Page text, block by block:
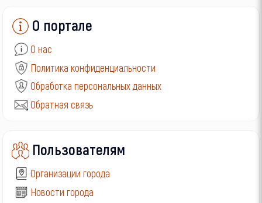
О портале
О нас
Политика конфиденциальности
Обработка персональных данных
Обратная связь
Пользователям
Организации города
Новости города